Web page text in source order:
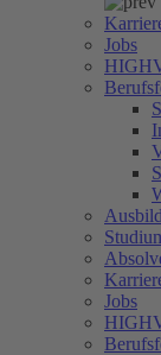
Jobs
Jobs